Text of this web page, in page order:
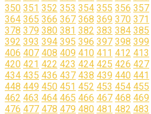
350 351 352 353 354 355 356 357
364 365 366 367 368 369 370 371
378 379 380 381 382 383 384 385
392 393 394 395 396 397 398 399
406 407 408 409 410 411 412 413
420 421 422 423 424 425 426 427
434 435 436 437 438 439 440 441
448 449 450 451 452 453 454 455
462 463 464 465 466 467 468 469
476 477 478 479 480 481 482 483